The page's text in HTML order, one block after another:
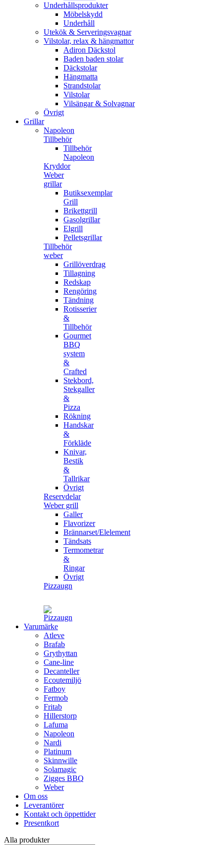
Underhållsprodukter
Möbelskydd
Underhåll
Utekök & Serveringsvagnar
Vilstolar, relax & hängmattor
Adiron Däckstol
Baden baden stolar
Däckstolar
Hängmatta
Strandstolar
Vilstolar
Vilsängar & Solvagnar
Övrigt
Grillar
Napoleon
Tillbehör
Tillbehör
Napoleon
Kryddor
Weber
grillar
Butiksexemplar
Grill
Brikettgrill
Gasolgrillar
Elgrill
Pelletsgrillar
Tillbehör
weber
Grillöverdrag
Tillagning
Redskap
Rengöring
Tändning
Rotisserier
&
Tillbehör
Gourmet
BBQ
system
&
Crafted
Stekbord,
Stekgaller
&
Pizza
Rökning
Handskar
&
Förkläde
Knivar,
Bestik
&
Tallrikar
Övrigt
Reservdelar
Weber grill
Galler
Flavorizer
Brännarset/Elelement
Tändsats
Termometrar
&
Ringar
Övrigt
Pizzaugn
Varumärke
Atleve
Brafab
Grythyttan
Cane-line
Decanteller
Ecoutemiljö
Fatboy
Fermob
Fritab
Hillerstorp
Lafuma
Napoleon
Nardi
Platinum
Skinnwille
Solamagic
Zigges BBQ
Weber
Om oss
Leverantörer
Kontakt och öppettider
Presentkort
Alla produkter